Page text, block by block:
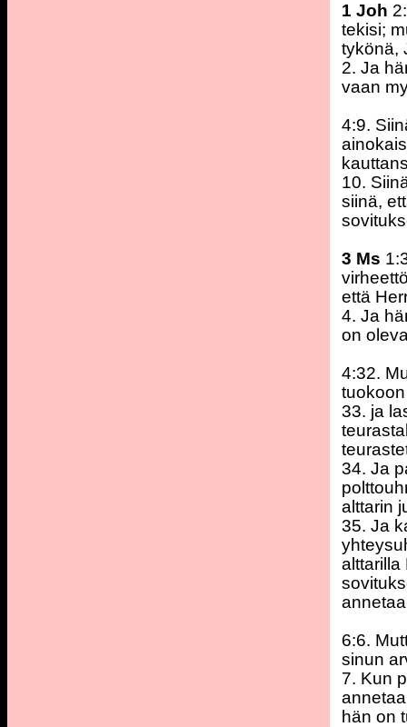
1 Joh
tekisi;
tykönä,
2. Ja
vaan
4:9.
10.
siinä,
3 Ms
että
4. Ja
on
4:32.
33. ja
34. Ja
alttarin
35. Ja
alttarilla
6:6.
sinun
7. Kun
hän on